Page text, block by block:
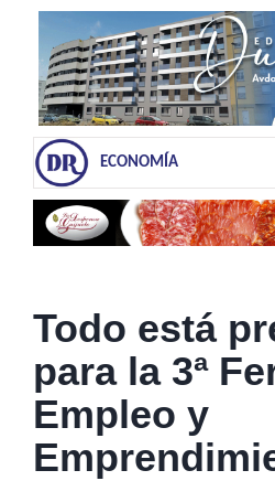
ECONOMÍA
Todo está
para la 3ª
Empleo y